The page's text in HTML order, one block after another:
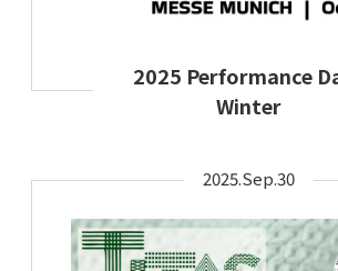
2025 Performance
Winter
2025.Sep.30